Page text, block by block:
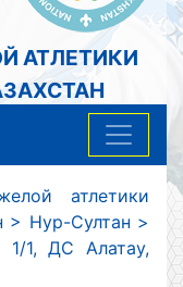
АТЛЕТИКИ
атлетики
> Нур-Султан >
1/1, ДС Алатау,